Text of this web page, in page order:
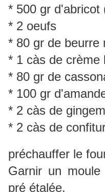
* 500 gr d'abricot
* 2 oeufs
* 80 gr de beurre
* 1 càs de crème
* 80 gr de
* 100 gr
* 2 càs de
* 2 càs de
préchauffer le
Garnir un
pré étalée.